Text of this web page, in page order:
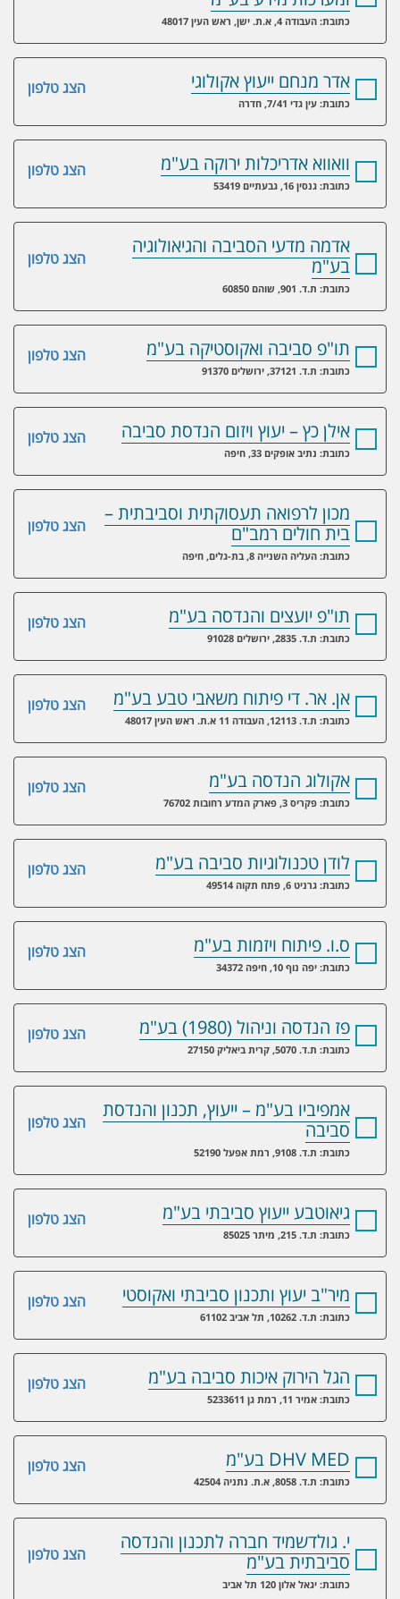
כתובת: העבודה 4, א.ת. ישן, ראש העין 48017
הצג טלפון אדר מנחם ייעוץ אקולוגי
כתובת: עין גדי 7/41, חדרה
הצג טלפון וואווא אדריכלות ירוקה בע"מ
כתובת: גנסין 16, גבעתיים 53419
הצג טלפון
אדמה מדעי הסביבה והגיאולוגיה
בע"מ
כתובת: ת.ד. 901, שוהם 60850
הצג טלפון תו"פ סביבה ואקוסטיקה בע"מ
כתובת: ת.ד. 37121, ירושלים 91370
הצג טלפון אילן כץ – יעוץ ויזום הנדסת סביבה
כתובת: נתיב אופקים 33, חיפה
הצג טלפון
מכון לרפואה תעסוקתית וסביבתית –
בית חולים רמב"ם
כתובת: העליה השנייה 8, בת-גלים, חיפה
הצג טלפון תו"פ יועצים והנדסה בע"מ
כתובת: ת.ד. 2835, ירושלים 91028
הצג טלפון אן. אר. די פיתוח משאבי טבע בע"מ
כתובת: ת.ד. 12113, העבודה 11 א.ת. ראש העין 48017
הצג טלפון אקולוג הנדסה בע"מ
כתובת: פקריס 3, פארק המדע רחובות 76702
הצג טלפון לודן טכנולוגיות סביבה בע"מ
כתובת: גרניט 6, פתח תקוה 49514
הצג טלפון ס.ו. פיתוח ויזמות בע"מ
כתובת: יפה נוף 10, חיפה 34372
הצג טלפון פז הנדסה וניהול (1980) בע"מ
כתובת: ת.ד. 5070, קרית ביאליק 27150
הצג טלפון
אמפיביו בע"מ – ייעוץ, תכנון והנדסת
סביבה
כתובת: ת.ד. 9108, רמת אפעל 52190
הצג טלפון גיאוטבע ייעוץ סביבתי בע"מ
כתובת: ת.ד. 215, מיתר 85025
הצג טלפון מיר"ב יעוץ ותכנון סביבתי ואקוסטי
כתובת: ת.ד. 10262, תל אביב 61102
הצג טלפון הגל הירוק איכות סביבה בע"מ
כתובת: אמיר 11, רמת גן 5233611
הצג טלפון DHV MED בע"מ
כתובת: ת.ד. 8058, א.ת. נתניה 42504
הצג טלפון
י. גולדשמיד חברה לתכנון והנדסה
סביבתית בע"מ
כתובת: יגאל אלון 120 תל אביב